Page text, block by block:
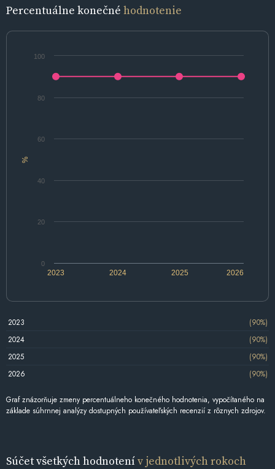
Percentuálne konečné hodnotenie
%
2024 2026
2023 2025
0
20
40
60
80
100
2023
(90%)
2024
(90%)
2025
(90%)
2026
(90%)
Graf znázorňuje zmeny percentuálneho konečného hodnotenia, vypočítaného na
základe súhrnnej analýzy dostupných používateľských recenzií z rôznych zdrojov.
Súčet všetkých hodnotenív jednotlivých rokoch